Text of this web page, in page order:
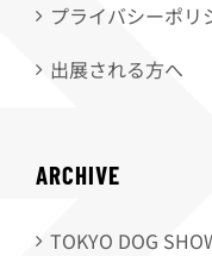
プライバシーポリ
出展される方へ
ARCHIVE
TOKYO DOG